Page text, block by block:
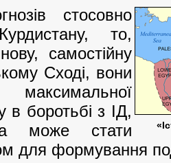
стосовно
то,
самостійну
Сході, вони
в боротьбі з ІД,
може стати
для формування